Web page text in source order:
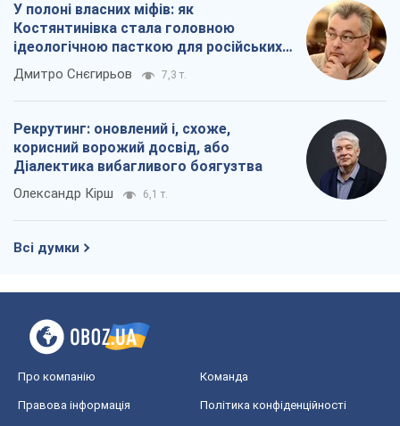
У полоні власних міфів: як
Костянтинівка стала головною
ідеологічною пасткою для російських
окупантів
Дмитро Снєгирьов 7,3 т.
Рекрутинг: оновлений і, схоже,
корисний ворожий досвід, або
Діалектика вибагливого боягузтва
Олександр Кірш 6,1 т.
Всі думки
Про компанію Команда
Правова інформація Політика конфіденційності